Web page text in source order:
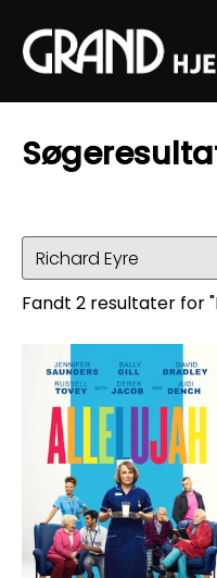
Accessibility
Fandt 2 resultater for